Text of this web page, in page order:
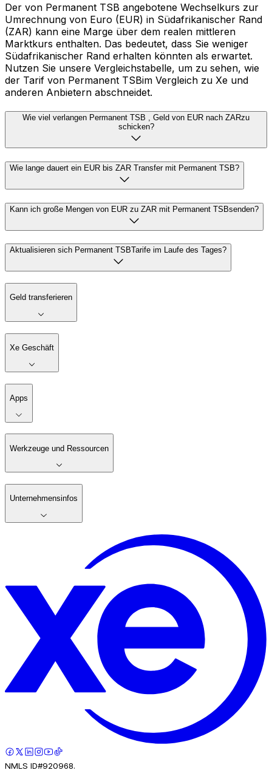
Der von Permanent TSB angebotene Wechselkurs zur
Umrechnung von Euro (EUR) in Südafrikanischer Rand
(ZAR) kann eine Marge über dem realen mittleren
Marktkurs enthalten. Das bedeutet, dass Sie weniger
Südafrikanischer Rand erhalten könnten als erwartet.
Nutzen Sie unsere Vergleichstabelle, um zu sehen, wie
der Tarif von Permanent TSBim Vergleich zu Xe und
anderen Anbietern abschneidet.
Wie viel verlangen Permanent TSB , Geld von EUR nach ZARzu
schicken?
Wie lange dauert ein EUR bis ZAR Transfer mit Permanent TSB?
Kann ich große Mengen von EUR zu ZAR mit Permanent TSBsenden?
Aktualisieren sich Permanent TSBTarife im Laufe des Tages?
Geld transferieren
Xe Geschäft
Apps
Werkzeuge und Ressourcen
Unternehmensinfos
NMLS ID#920968.